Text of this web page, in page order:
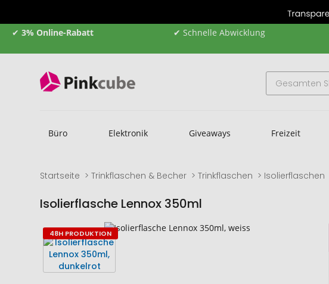
✔ 3% Online-Rabatt ✔ Schnelle Abwicklung
Büro Elektronik Giveaways Freizeit
Startseite Trinkflaschen & Becher Trinkflaschen Isolierflaschen
Isolierflasche Lennox 350ml
Zum
Ende
der
Bildgalerie
springen
Zum
Anfang
der
Bildgalerie
springen
48H PRODUKTION